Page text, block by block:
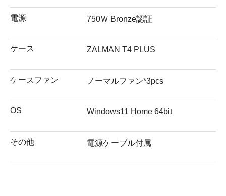
電源 750Ｗ Bronze認証
ケース ZALMAN T4 PLUS
ケースファン ノーマルファン*3pcs
OS Windows11 Home 64bit
その他 電源ケーブル付属